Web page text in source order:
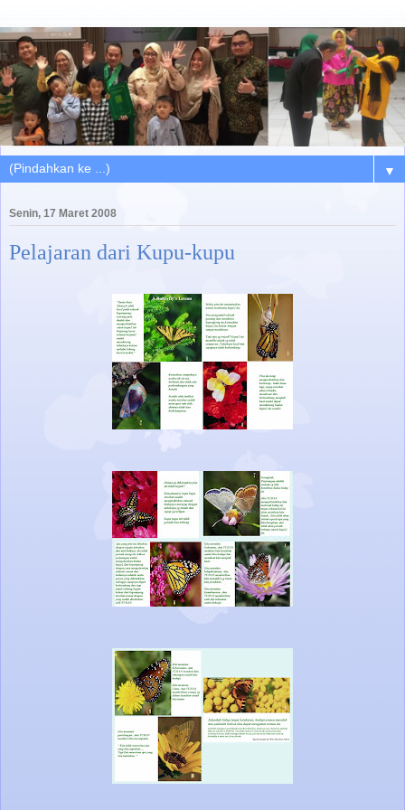
▼
Senin, 17 Maret 2008
Pelajaran dari Kupu-kupu